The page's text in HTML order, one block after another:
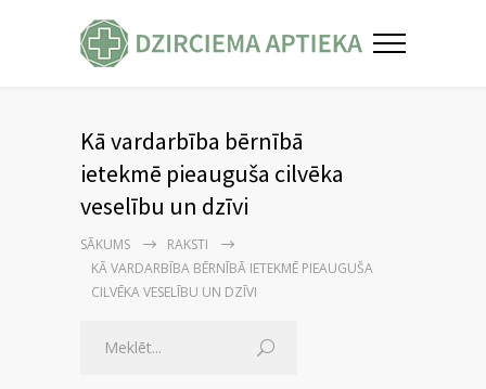
Kā vardarbība bērnībā
ietekmē pieauguša cilvēka
veselību un dzīvi
SĀKUMS
RAKSTI
KĀ VARDARBĪBA BĒRNĪBĀ IETEKMĒ PIEAUGUŠA
CILVĒKA VESELĪBU UN DZĪVI